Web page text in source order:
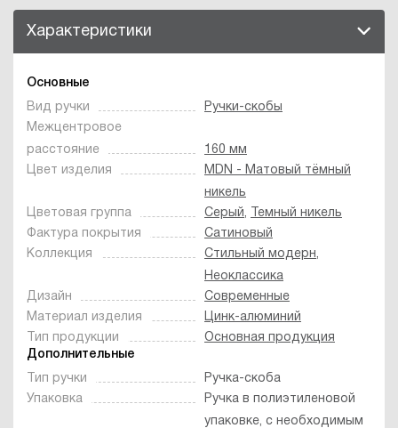
Характеристики
Основные
Вид ручки
Ручки-скобы
Межцентровое
расстояние
160 мм
Цвет изделия
MDN - Матовый тёмный
никель
Цветовая группа
Серый,
Темный никель
Фактура покрытия
Сатиновый
Коллекция
Стильный модерн,
Неоклассика
Дизайн
Современные
Материал изделия
Цинк-алюминий
Тип продукции
Основная продукция
Дополнительные
Тип ручки
Ручка-скоба
Упаковка
Ручка в полиэтиленовой
упаковке, с необходимым